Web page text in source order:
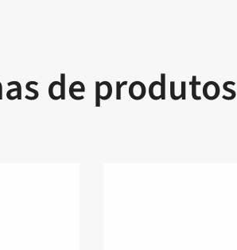
de produtos